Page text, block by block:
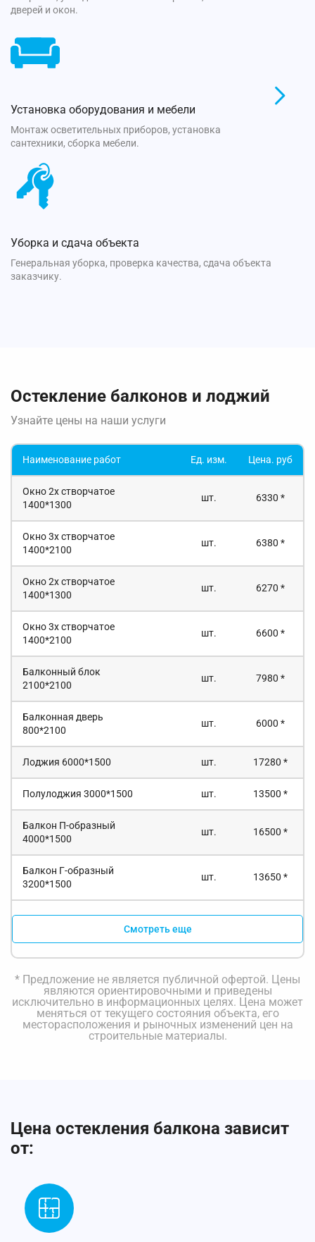
дверей и окон.
Установка оборудования и мебели
Монтаж осветительных приборов, установка
сантехники, сборка мебели.
Уборка и сдача объекта
Генеральная уборка, проверка качества, сдача объекта
заказчику.
Остекление балконов и лоджий
Узнайте цены на наши услуги
Наименование работ Ед. изм. Цена. руб
Окно 2х створчатое
1400*1300
шт. 6330 *
Окно 3х створчатое
1400*2100
шт. 6380 *
Окно 2х створчатое
1400*1300
шт. 6270 *
Окно 3х створчатое
1400*2100
шт. 6600 *
Балконный блок
2100*2100
шт. 7980 *
Балконная дверь
800*2100
шт. 6000 *
Лоджия 6000*1500 шт. 17280 *
Полулоджия 3000*1500 шт. 13500 *
Балкон П-образный
4000*1500
шт. 16500 *
Балкон Г-образный
3200*1500
шт. 13650 *
Смотреть еще
* Предложение не является публичной офертой. Цены
являются ориентировочными и приведены
исключительно в информационных целях. Цена может
меняться от текущего состояния объекта, его
месторасположения и рыночных изменений цен на
строительные материалы.
Цена остекления балкона зависит
от: